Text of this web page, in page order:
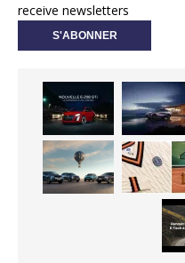
receive newsletters